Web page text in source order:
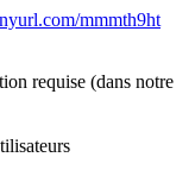
mmmth9ht
requise (dans notre